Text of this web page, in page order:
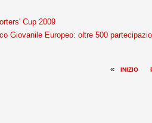
Cup 2009
Giovanile Europeo: oltre 500
« INIZIO